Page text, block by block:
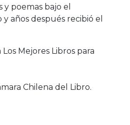
y poemas bajo el
años después recibió el
Mejores Libros para
Chilena del Libro.